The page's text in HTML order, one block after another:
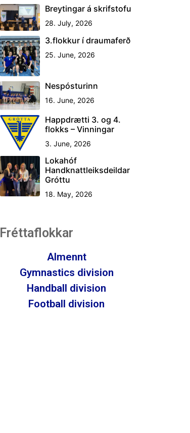
Breytingar á skrifstofu
28. July, 2026
3.flokkur í draumaferð
25. June, 2026
Nespósturinn
16. June, 2026
Happdrætti 3. og 4.
flokks – Vinningar
3. June, 2026
Lokahóf
Handknattleiksdeildar
Gróttu
18. May, 2026
Fréttaflokkar
Almennt
Gymnastics division
Handball division
Football division